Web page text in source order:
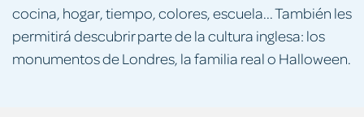
cocina, hogar, tiempo, colores, escuela... También les
permitirá descubrir parte de la cultura inglesa: los
monumentos de Londres, la familia real o Halloween.